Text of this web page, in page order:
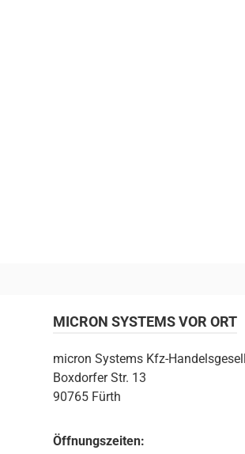
MICRON SYSTEMS VOR ORT
micron Systems Kfz-
Boxdorfer Str. 13
90765 Fürth
Öffnungszeiten: